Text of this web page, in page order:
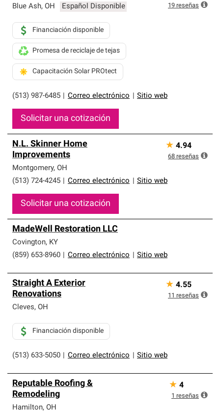
Blue Ash, OH Español Disponible
(513) 987-6485 Correo electrónico Sitio web
Financiación disponible
Promesa de reciclaje de tejas
Capacitación Solar PROtect
Solicitar una cotización
19 reseñas
N.L. Skinner Home
Improvements
Montgomery, OH
(513) 724-4245
Correo electrónico Sitio web
Solicitar una cotización
★ 4.94
68 reseñas
MadeWell Restoration LLC
Covington, KY
(859) 653-8960
Correo electrónico Sitio web
Straight A Exterior
Renovations
Cleves, OH
(513) 633-5050 Correo electrónico Sitio web
Financiación disponible
★ 4.55
11 reseñas
Reputable Roofing &
Remodeling
Hamilton, OH
★ 4
1 reseñas